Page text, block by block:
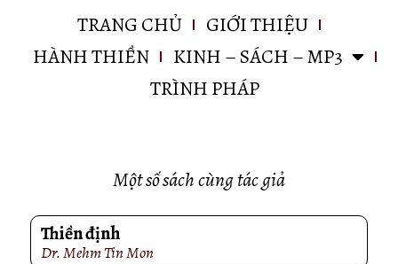
TRANG CHỦ
GIỚI THIỆU
HÀNH THIỀN
KINH – SÁCH – MP3
TRÌNH PHÁP
Một số sách cùng tác giả
Thiền định
Dr. Mehm Tin Mon